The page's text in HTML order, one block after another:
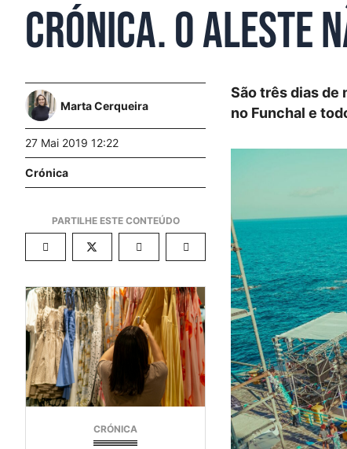
Crónica. O Aleste
Marta Cerqueira
27 Mai 2019 12:22
Crónica
CRÓNICA
São três dias de
no Funchal e